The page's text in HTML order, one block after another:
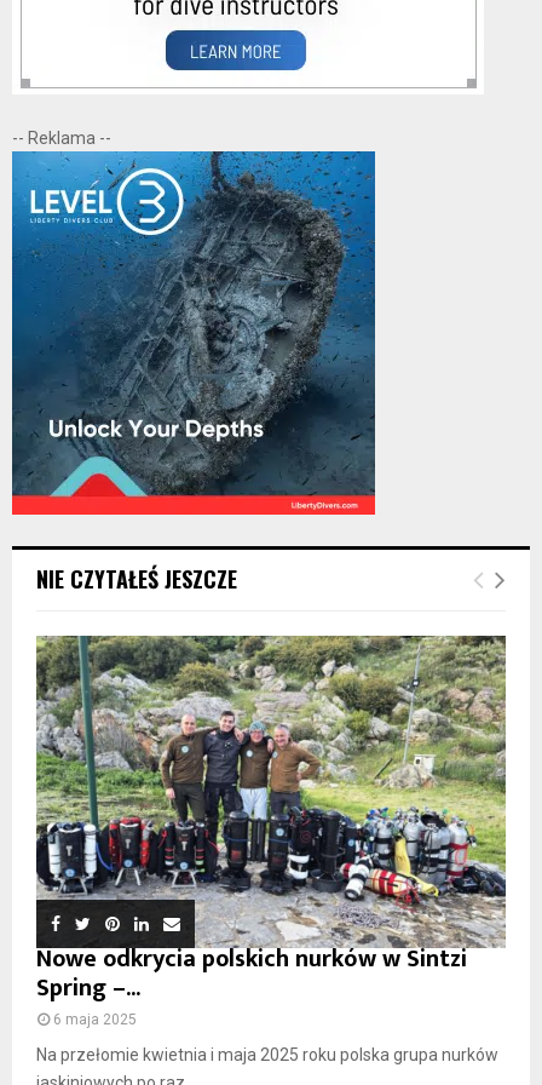
-- Reklama --
NIE CZYTAŁEŚ JESZCZE
Nowe odkrycia polskich nurków w Sintzi
Spring –...
6 maja 2025
Na przełomie kwietnia i maja 2025 roku polska grupa nurków